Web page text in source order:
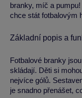
branky, míč a
chce stát fotbalovým
Základní popis a
Fotbalové branky
skládají. Děti si
nejvíce gólů.
je snadno přenášet,